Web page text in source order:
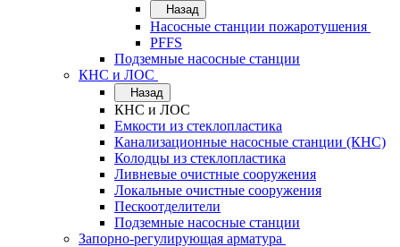
Назад
Насосные станции пожаротушения
PFFS
Подземные насосные станции
КНС и ЛОС
Назад
КНС и ЛОС
Емкости из стеклопластика
Канализационные насосные станции (КНС)
Колодцы из стеклопластика
Ливневые очистные сооружения
Локальные очистные сооружения
Пескоотделители
Подземные насосные станции
Запорно-регулирующая арматура